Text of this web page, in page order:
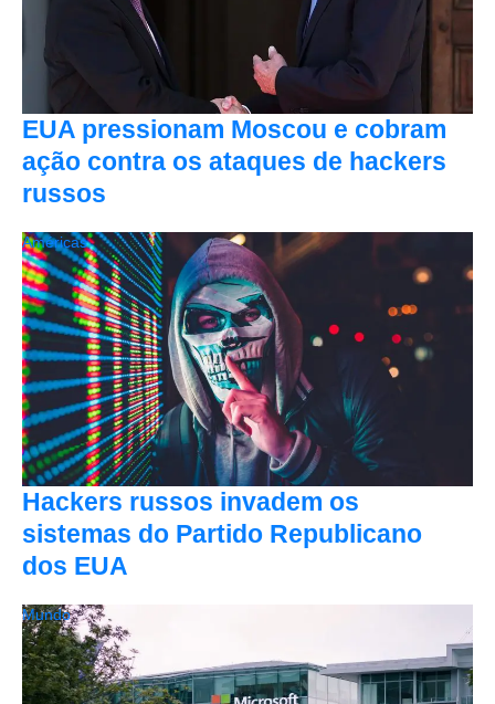
EUA pressionam Moscou e cobram
ação contra os ataques de hackers
russos
Hackers russos invadem os
sistemas do Partido Republicano
dos EUA
Américas
Mundo